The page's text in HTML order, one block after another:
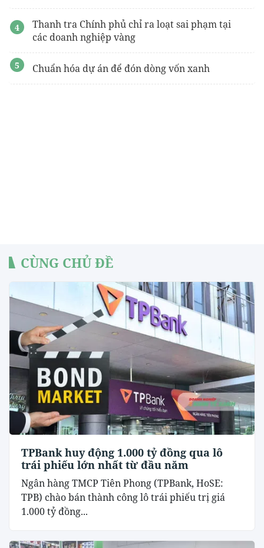
Thanh tra Chính phủ chỉ ra loạt sai phạm tại
các doanh nghiệp vàng
Chuẩn hóa dự án để đón dòng vốn xanh
CÙNG CHỦ ĐỀ
TPBank huy động 1.000 tỷ đồng qua lô
trái phiếu lớn nhất từ đầu năm
Ngân hàng TMCP Tiên Phong (TPBank, HoSE:
TPB) chào bán thành công lô trái phiếu trị giá
1.000 tỷ đồng...